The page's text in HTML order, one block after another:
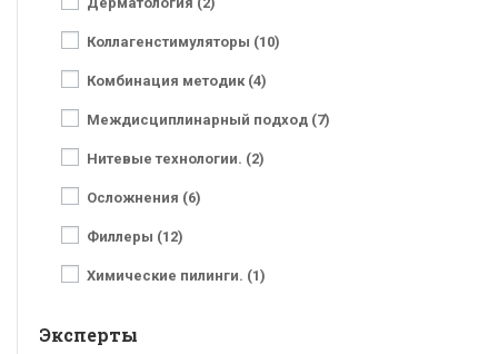
Коллагенстимуляторы (10)
Комбинация методик (4)
Междисциплинарный подход (7)
Нитевые технологии. (2)
Осложнения (6)
Филлеры (12)
Химические пилинги. (1)
Эксперты